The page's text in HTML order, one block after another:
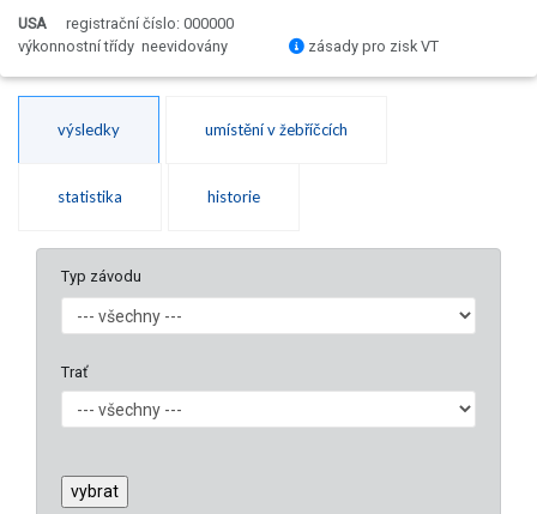
USA
registrační číslo: 000000
výkonnostní třídy neevidovány
zásady pro zisk VT
výsledky umístění v žebříčcích
statistika historie
Typ závodu
Trať